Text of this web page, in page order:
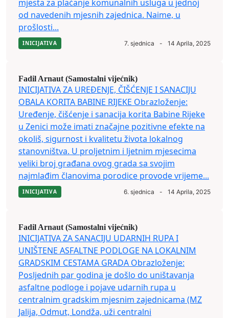
mjesta za plaćanje komunalnih usluga u jednoj
od navedenih mjesnih zajednica. Naime, u
prošlosti...
INICIJATIVA 7. sjednica - 14 Aprila, 2025
Fadil Arnaut (Samostalni vijećnik)
INICIJATIVA ZA UREĐENJE, ČIŠĆENJE I SANACIJU
OBALA KORITA BABINE RIJEKE Obrazloženje:
Uređenje, čišćenje i sanacija korita Babine Rijeke
u Zenici može imati značajne pozitivne efekte na
okoliš, sigurnost i kvalitetu života lokalnog
stanovništva. U proljetnim i ljetnim mjesecima
veliki broj građana ovog grada sa svojim
najmlađim članovima porodice provode vrijeme...
INICIJATIVA 6. sjednica - 14 Aprila, 2025
Fadil Arnaut (Samostalni vijećnik)
INICIJATIVA ZA SANACIJU UDARNIH RUPA I
UNIŠTENE ASFALTNE PODLOGE NA LOKALNIM
GRADSKIM CESTAMA GRADA Obrazloženje:
Posljednih par godina je došlo do uništavanja
asfaltne podloge i pojave udarnih rupa u
centralnim gradskim mjesnim zajednicama (MZ
Jalija, Odmut, Londža, uži centralni